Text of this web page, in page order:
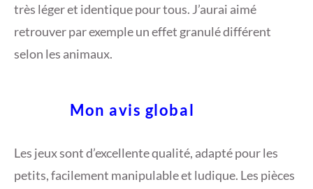
très léger et identique pour tous. J’aurai aimé
retrouver par exemple un effet granulé différent
selon les animaux.
Mon avis global
Les jeux sont d’excellente qualité, adapté pour les
petits, facilement manipulable et ludique. Les pièces